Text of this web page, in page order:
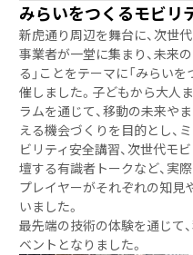
みらいをつくるモビリ
新虎通り周辺を舞台に、次世
事業者が一堂に集まり、未来の
る」ことをテーマに「みらい
催しました。子どもから大人
ラムを通じて、移動の未来や
える機会づくりを目的とし、
ビリティ安全講習、次世代モ
壇する有識者トークなど、実
プレイヤーがそれぞれの知見
いました。
最先端の技術の体験を通じて
ベントとなりました。